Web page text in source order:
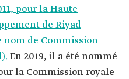
pour la Haute
de Riyad
nom de Commission
En 2019, il a été nommé
la Commission royale